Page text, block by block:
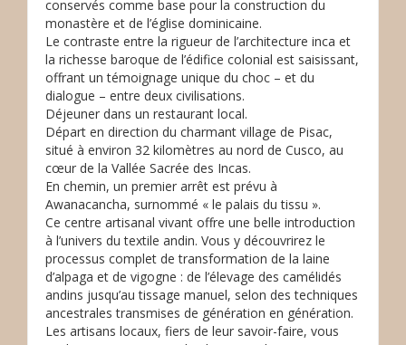
conservés comme base pour la construction du
monastère et de l’église dominicaine.
Le contraste entre la rigueur de l’architecture inca et
la richesse baroque de l’édifice colonial est saisissant,
offrant un témoignage unique du choc – et du
dialogue – entre deux civilisations.
Déjeuner dans un restaurant local.
Départ en direction du charmant village de Pisac,
situé à environ 32 kilomètres au nord de Cusco, au
cœur de la Vallée Sacrée des Incas.
En chemin, un premier arrêt est prévu à
Awanacancha, surnommé « le palais du tissu ».
Ce centre artisanal vivant offre une belle introduction
à l’univers du textile andin. Vous y découvrirez le
processus complet de transformation de la laine
d’alpaga et de vigogne : de l’élevage des camélidés
andins jusqu’au tissage manuel, selon des techniques
ancestrales transmises de génération en génération.
Les artisans locaux, fiers de leur savoir-faire, vous